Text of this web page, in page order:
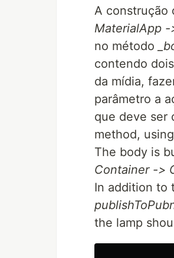
A construção
MaterialApp
no método
contendo
da mídia,
parâmetro a
que deve ser
method,
The body is
Container ->
In addition to
the lamp